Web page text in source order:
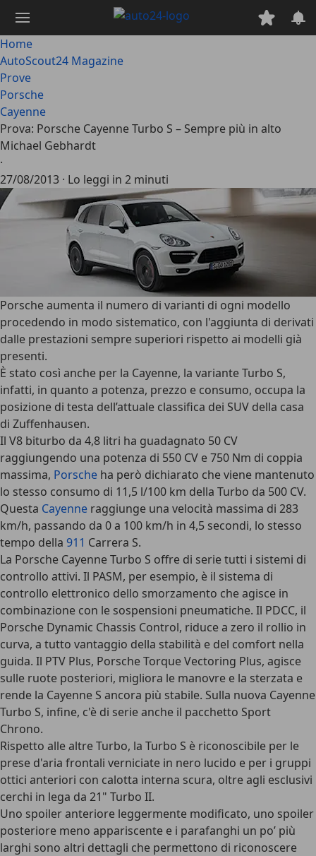
contenuto
principale
Home
AutoScout24 Magazine
Prove
Porsche
Cayenne
Prova: Porsche Cayenne Turbo S – Sempre più in alto
Michael Gebhardt
·
27/08/2013 · Lo leggi in 2 minuti
Porsche aumenta il numero di varianti di ogni modello
procedendo in modo sistematico, con l'aggiunta di derivati
dalle prestazioni sempre superiori rispetto ai modelli già
presenti.
È stato così anche per la Cayenne, la variante Turbo S,
infatti, in quanto a potenza, prezzo e consumo, occupa la
posizione di testa dell’attuale classifica dei SUV della casa
di Zuffenhausen.
Il V8 biturbo da 4,8 litri ha guadagnato 50 CV
raggiungendo una potenza di 550 CV e 750 Nm di coppia
massima, Porsche ha però dichiarato che viene mantenuto
lo stesso consumo di 11,5 l/100 km della Turbo da 500 CV.
Questa Cayenne raggiunge una velocità massima di 283
km/h, passando da 0 a 100 km/h in 4,5 secondi, lo stesso
tempo della 911 Carrera S.
La Porsche Cayenne Turbo S offre di serie tutti i sistemi di
controllo attivi. Il PASM, per esempio, è il sistema di
controllo elettronico dello smorzamento che agisce in
combinazione con le sospensioni pneumatiche. Il PDCC, il
Porsche Dynamic Chassis Control, riduce a zero il rollio in
curva, a tutto vantaggio della stabilità e del comfort nella
guida. Il PTV Plus, Porsche Torque Vectoring Plus, agisce
sulle ruote posteriori, migliora le manovre e la sterzata e
rende la Cayenne S ancora più stabile. Sulla nuova Cayenne
Turbo S, infine, c'è di serie anche il pacchetto Sport
Chrono.
Rispetto alle altre Turbo, la Turbo S è riconoscibile per le
prese d'aria frontali verniciate in nero lucido e per i gruppi
ottici anteriori con calotta interna scura, oltre agli esclusivi
cerchi in lega da 21" Turbo II.
Uno spoiler anteriore leggermente modificato, uno spoiler
posteriore meno appariscente e i parafanghi un po’ più
larghi sono altri dettagli che permettono di riconoscere